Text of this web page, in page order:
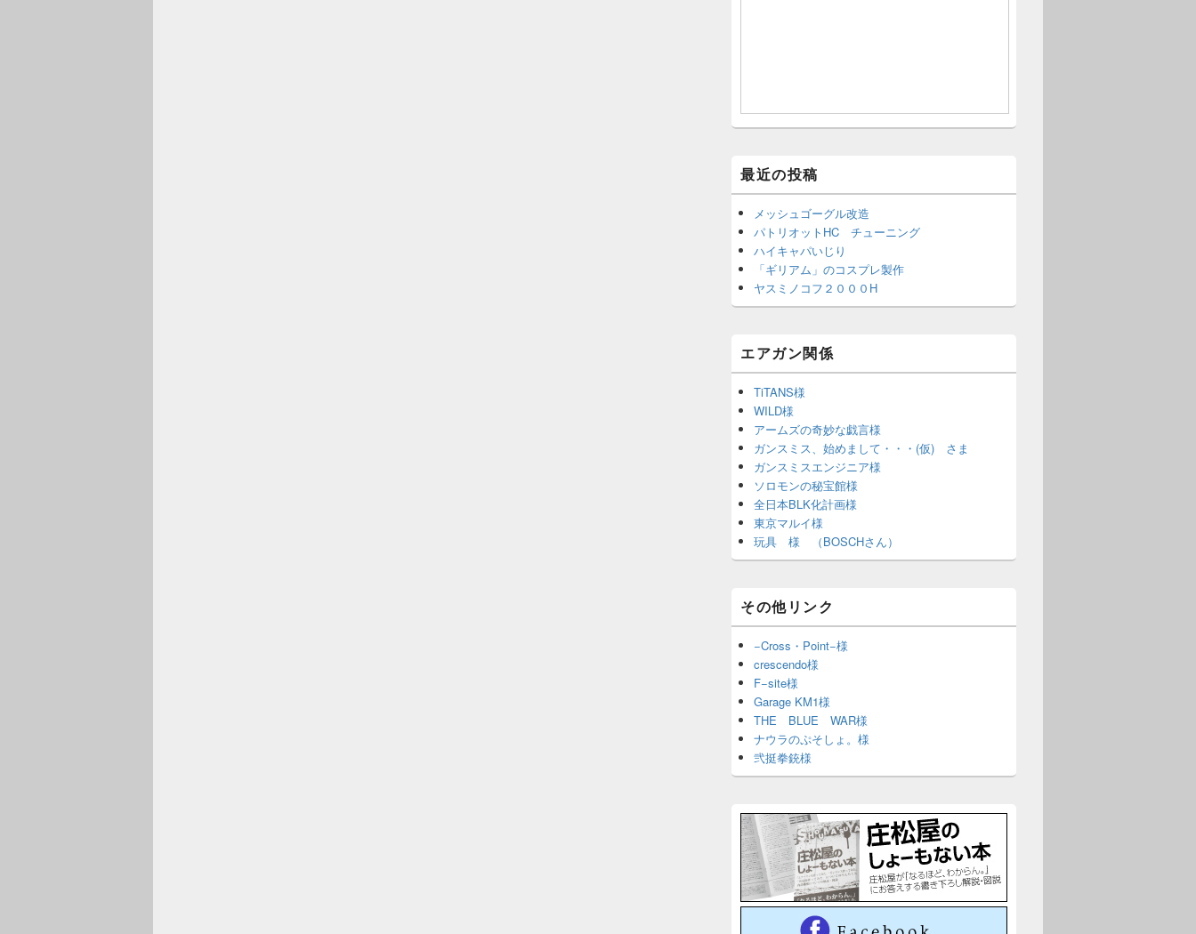
最近の投稿
メッシュゴーグル改造
パトリオットHC チューニング
ハイキャパいじり
「ギリアム」のコスプレ製作
ヤスミノコフ２０００H
エアガン関係
TiTANS様
WILD様
アームズの奇妙な戯言様
ガンスミス、始めまして・・・(仮) さま
ガンスミスエンジニア様
ソロモンの秘宝館様
全日本BLK化計画様
東京マルイ様
玩具 様 （BOSCHさん）
その他リンク
−Cross・Point−様
crescendo様
F−site様
Garage KM1様
THE BLUE WAR様
ナウラのぷそしょ。様
弐挺拳銃様